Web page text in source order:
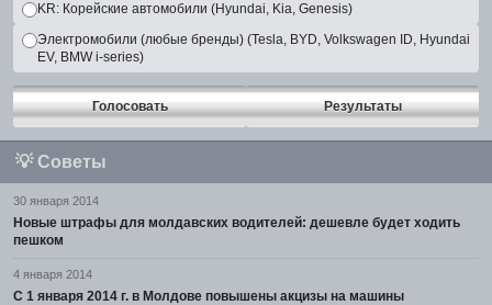
KR: Корейские автомобили (Hyundai, Kia, Genesis)
Электромобили (любые бренды) (Tesla, BYD, Volkswagen ID, Hyundai
EV, BMW i-series)
Голосовать Результаты
💡 Советы
30 января 2014
Новые штрафы для молдавских водителей: дешевле будет ходить
пешком
4 января 2014
С 1 января 2014 г. в Молдове повышены акцизы на машины